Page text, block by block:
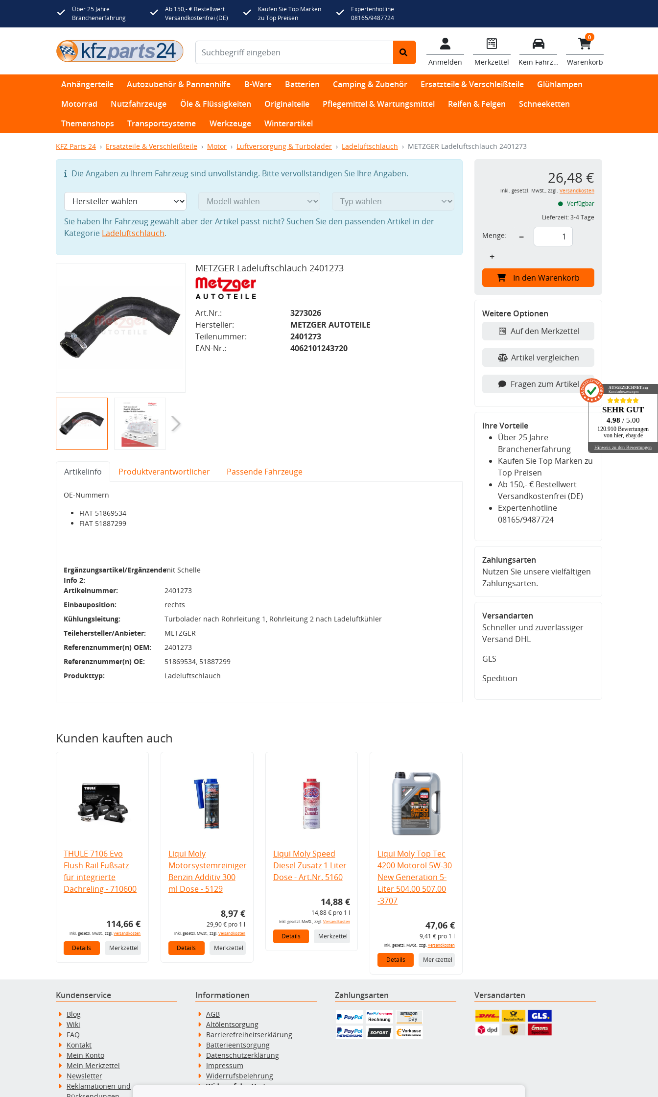
Über 25 Jahre
Branchenerfahrung
Ab 150,- € Bestellwert
Versandkostenfrei (DE)
Kaufen Sie Top Marken
zu Top Preisen
Expertenhotline
08165/9487724
Anmelden Merkzettel Kein Fahrzeug
0
Warenkorb
Anhängerteile Autozubehör & Pannenhilfe B-Ware Batterien Camping & Zubehör Ersatzteile & Verschleißteile
Glühlampen
Motorrad
Nutzfahrzeuge Öle & Flüssigkeiten Originalteile Pflegemittel & Wartungsmittel Reifen & Felgen
Schneeketten
Themenshops
Transportsysteme Werkzeuge Winterartikel
KFZ Parts 24 Ersatzteile & Verschleißteile Motor Luftversorgung & Turbolader Ladeluftschlauch METZGER Ladeluftschlauch 2401273
Die Angaben zu Ihrem Fahrzeug sind unvollständig. Bitte vervollständigen Sie Ihre Angaben.
Sie haben Ihr Fahrzeug gewählt aber der Artikel passt nicht? Suchen Sie den passenden Artikel in der
Kategorie Ladeluftschlauch.
METZGER Ladeluftschlauch 2401273
Art.Nr.:
3273026
Hersteller:
METZGER AUTOTEILE
Teilenummer:
2401273
EAN-Nr.:
4062101243720
Artikelinfo Produktverantwortlicher Passende Fahrzeuge
OE-Nummern
FIAT 51869534
FIAT 51887299
Ergänzungsartikel/Ergänzende
Info 2:
mit Schelle
Artikelnummer:
2401273
Einbauposition:
rechts
Kühlungsleitung:
Turbolader nach Rohrleitung 1, Rohrleitung 2 nach Ladeluftkühler
Teilehersteller/Anbieter:
METZGER
Referenznummer(n) OEM:
2401273
Referenznummer(n) OE:
51869534, 51887299
Produkttyp:
Ladeluftschlauch
Kunden kauften auch
THULE 7106 Evo
Flush Rail Fußsatz
für integrierte
Dachreling - 710600
114,66 €
inkl. gesetzl. MwSt., zzgl.Versandkosten
Details Merkzettel
Liqui Moly
Motorsystemreiniger
Benzin Additiv 300
ml Dose - 5129
8,97 €
29,90 € pro 1 l
inkl. gesetzl. MwSt., zzgl.Versandkosten
Details Merkzettel
Liqui Moly Speed
Diesel Zusatz 1 Liter
Dose - Art.Nr. 5160
14,88 €
14,88 € pro 1 l
inkl. gesetzl. MwSt., zzgl. Versandkosten
Details Merkzettel
Liqui Moly Top Tec
4200 Motoröl 5W-30
New Generation 5-
Liter 504.00 507.00
-3707
47,06 €
9,41 € pro 1 l
inkl. gesetzl. MwSt., zzgl. Versandkosten
Details Merkzettel
26,48 €
inkl. gesetzl. MwSt., zzgl. Versandkosten
Verfügbar
Lieferzeit:3-4 Tage
Menge:
−
+
In den Warenkorb
Weitere Optionen
Auf den Merkzettel
Artikel vergleichen
Fragen zum Artikel
Ihre Vorteile
Über 25 Jahre
Branchenerfahrung
Kaufen Sie Top Marken zu
Top Preisen
Ab 150,- € Bestellwert
Versandkostenfrei (DE)
Expertenhotline
08165/9487724
Zahlungsarten
Nutzen Sie unsere vielfältigen
Zahlungsarten.
Versandarten
Schneller und zuverlässiger
Versand DHL
GLS
Spedition
Kundenservice
Blog
Wiki
FAQ
Kontakt
Mein Konto
Mein Merkzettel
Newsletter
Reklamationen und
Informationen
AGB
Altölentsorgung
Barrierefreiheitserklärung
Batterieentsorgung
Datenschutzerklärung
Impressum
Widerrufsbelehrung
Widerruf des Vertrags
Zahlungsarten Versandarten
AUSGEZEICHNET .org
Kundenbewertungen
SEHR GUT
4.98 / 5.00
120.910 Bewertungen
von hier, ebay.de
Hinweis zu den Bewertungen